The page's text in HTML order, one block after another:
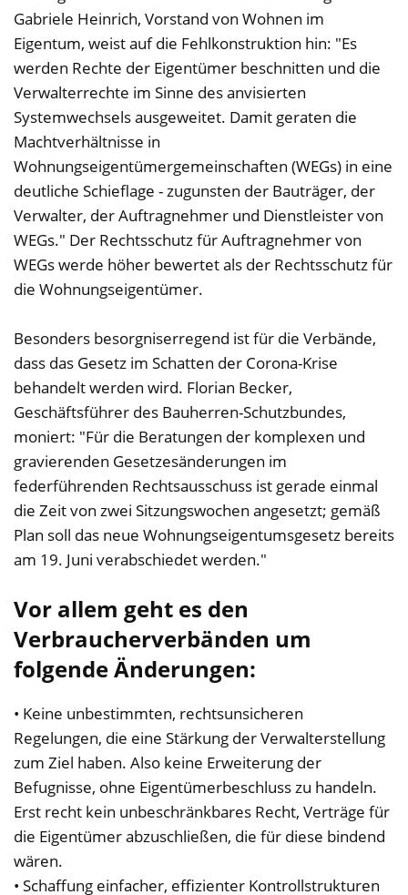
Gabriele Heinrich, Vorstand von Wohnen im
Eigentum, weist auf die Fehlkonstruktion hin: "Es
werden Rechte der Eigentümer beschnitten und die
Verwalterrechte im Sinne des anvisierten
Systemwechsels ausgeweitet. Damit geraten die
Machtverhältnisse in
Wohnungseigentümergemeinschaften (WEGs) in eine
deutliche Schieflage - zugunsten der Bauträger, der
Verwalter, der Auftragnehmer und Dienstleister von
WEGs." Der Rechtsschutz für Auftragnehmer von
WEGs werde höher bewertet als der Rechtsschutz für
die Wohnungseigentümer.
Besonders besorgniserregend ist für die Verbände,
dass das Gesetz im Schatten der Corona-Krise
behandelt werden wird. Florian Becker,
Geschäftsführer des Bauherren-Schutzbundes,
moniert: "Für die Beratungen der komplexen und
gravierenden Gesetzesänderungen im
federführenden Rechtsausschuss ist gerade einmal
die Zeit von zwei Sitzungswochen angesetzt; gemäß
Plan soll das neue Wohnungseigentumsgesetz bereits
am 19. Juni verabschiedet werden."
Vor allem geht es den
Verbraucherverbänden um
folgende Änderungen:
• Keine unbestimmten, rechtsunsicheren
Regelungen, die eine Stärkung der Verwalterstellung
zum Ziel haben. Also keine Erweiterung der
Befugnisse, ohne Eigentümerbeschluss zu handeln.
Erst recht kein unbeschränkbares Recht, Verträge für
die Eigentümer abzuschließen, die für diese bindend
wären.
• Schaffung einfacher, effizienter Kontrollstrukturen